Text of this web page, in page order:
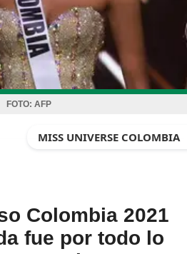
FOTO: AFP
MISS UNIVERSE COLOMBIA
Colombia 2021
fue por todo lo